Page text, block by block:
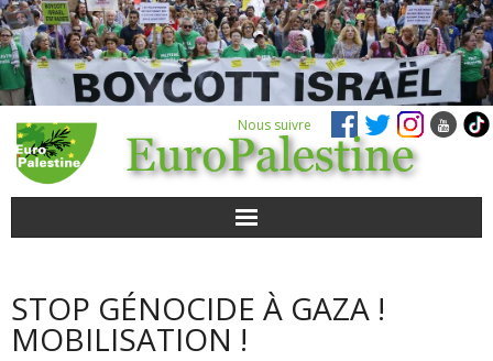
Nous suivre
POUR AGIR
STOP GÉNOCIDE À GAZA !
MOBILISATION !